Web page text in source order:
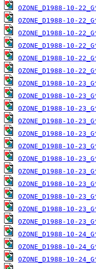
OZONE_D1988-10-
OZONE_D1988-10-
OZONE_D1988-10-
OZONE_D1988-10-
OZONE_D1988-10-
OZONE_D1988-10-
OZONE_D1988-10-
OZONE_D1988-10-
OZONE_D1988-10-
OZONE_D1988-10-
OZONE_D1988-10-
OZONE_D1988-10-
OZONE_D1988-10-
OZONE_D1988-10-
OZONE_D1988-10-
OZONE_D1988-10-
OZONE_D1988-10-
OZONE_D1988-10-
OZONE_D1988-10-
OZONE_D1988-10-
OZONE_D1988-10-